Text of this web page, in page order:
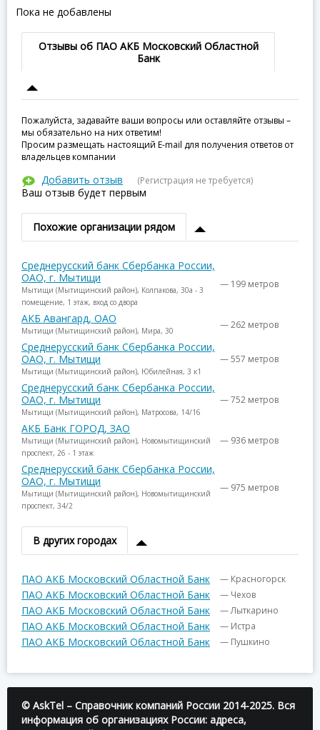
Пока не добавлены
Отзывы об ПАО АКБ Московский Областной
Банк
Пожалуйста, задавайте ваши вопросы или оставляйте отзывы –
мы обязательно на них ответим!
Просим размещать настоящий E-mail для получения ответов от
владельцев компании
Добавить отзыв (Регистрация не требуется)
Ваш отзыв будет первым
Похожие организации рядом
Среднерусский банк Сбербанка России,
ОАО, г. Мытищи
Мытищи (Мытищинский район), Колпакова, 30а - 3
помещение, 1 этаж, вход со двора
— 199 метров
АКБ Авангард, ОАО
Мытищи (Мытищинский район), Мира, 30 — 262 метров
Среднерусский банк Сбербанка России,
ОАО, г. Мытищи
Мытищи (Мытищинский район), Юбилейная, 3 к1
— 557 метров
Среднерусский банк Сбербанка России,
ОАО, г. Мытищи
Мытищи (Мытищинский район), Матросова, 14/16
— 752 метров
АКБ Банк ГОРОД, ЗАО
Мытищи (Мытищинский район), Новомытищинский
проспект, 26 - 1 этаж
— 936 метров
Среднерусский банк Сбербанка России,
ОАО, г. Мытищи
Мытищи (Мытищинский район), Новомытищинский
проспект, 34/2
— 975 метров
В других городах
ПАО АКБ Московский Областной Банк — Красногорск
ПАО АКБ Московский Областной Банк — Чехов
ПАО АКБ Московский Областной Банк — Лыткарино
ПАО АКБ Московский Областной Банк — Истра
ПАО АКБ Московский Областной Банк — Пушкино
© AskTel – Справочник компаний России 2014-2025. Вся
информация об организациях России: адреса,